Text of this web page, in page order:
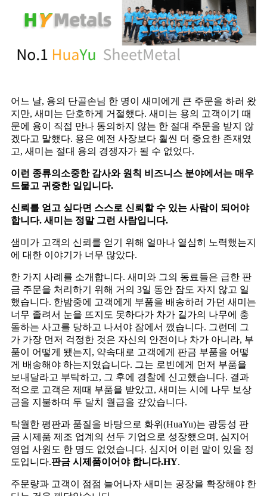
어느 날, 용의 단골손님 한 명이 새미에게 큰 주문을 하러 왔
지만, 새미는 단호하게 거절했다. 새미는 용의 고객이기 때
문에 용이 직접 만나 동의하지 않는 한 절대 주문을 받지 않
겠다고 말했다. 용은 예전 사장보다 훨씬 더 중요한 존재였
고, 새미는 절대 용의 경쟁자가 될 수 없었다.
이런 종류의 소중한 감사와 원칙 비즈니스 분야에서는 매우
드물고 귀중한 일입니다.
신뢰를 얻고 싶다면 스스로 신뢰할 수 있는 사람이 되어야
합니다. 새미는 정말 그런 사람입니다.
샘미가 고객의 신뢰를 얻기 위해 얼마나 열심히 노력했는지
에 대한 이야기가 너무 많았다.
한 가지 사례를 소개합니다. 새미와 그의 동료들은 급한 판
금 주문을 처리하기 위해 거의 3일 동안 잠도 자지 않고 일
했습니다. 한밤중에 고객에게 부품을 배송하러 가던 새미는
너무 졸려서 눈을 뜨지도 못하다가 차가 길가의 나무에 충
돌하는 사고를 당하고 나서야 잠에서 깼습니다. 그런데 그
가 가장 먼저 걱정한 것은 자신의 안전이나 차가 아니라, 부
품이 어떻게 됐는지, 약속대로 고객에게 판금 부품을 어떻
게 배송해야 하는지였습니다. 그는 로빈에게 먼저 부품을
보내달라고 부탁하고, 그 후에 경찰에 신고했습니다. 결과
적으로 고객은 제때 부품을 받았고, 새미는 시에 나무 보상
금을 지불하며 두 달치 월급을 갚았습니다.
탁월한 평판과 품질을 바탕으로 화위(HuaYu)는 광둥성 판
금 시제품 제조 업계의 선두 기업으로 성장했으며, 심지어
영업 사원도 한 명도 없었습니다. 심지어 이런 말이 있을 정
도입니다.판금 시제품이어야 합니다.HY.
주문량과 고객이 점점 늘어나자 새미는 공장을 확장해야 한